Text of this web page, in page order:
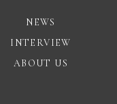
NEWS
INTERVIEW
ABOUT US